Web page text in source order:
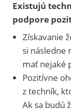
Existujú
podpore
Získavanie
si následne
mať nejaké
Pozitívne
z techník,
Ak sa budú